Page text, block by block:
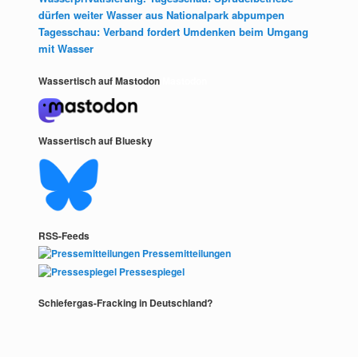
dürfen weiter Wasser aus Nationalpark abpumpen
Tagesschau: Verband fordert Umdenken beim Umgang
mit Wasser
Wassertisch auf Mastodon
Wassertisch auf Bluesky
RSS-Feeds
Pressemitteilungen
Pressespiegel
Schiefergas-Fracking in Deutschland?